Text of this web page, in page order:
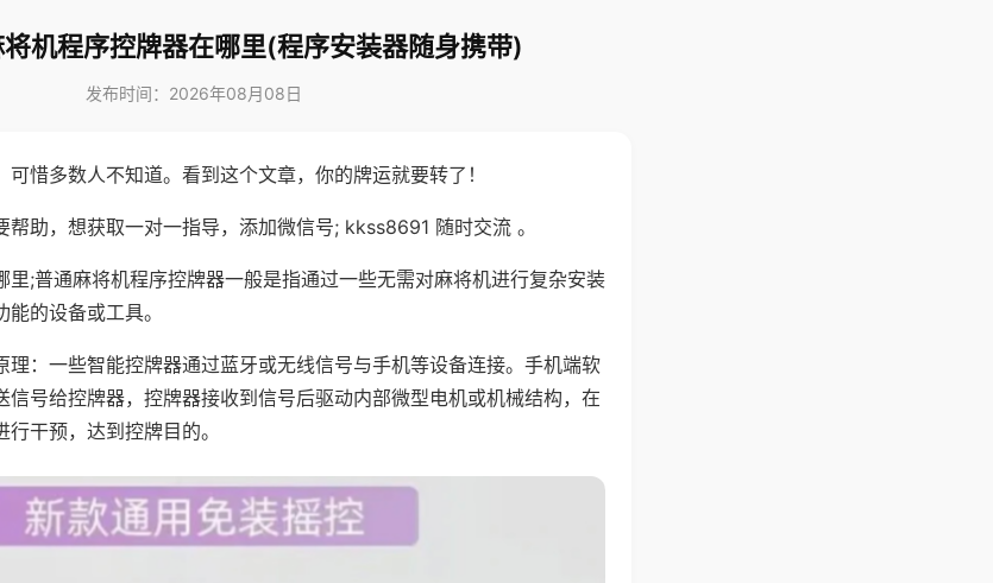
机程序控牌器在哪里(程序安装器随身携带)
发布时间：2026年08月08日
可惜多数人不知道。看到这个文章，你的牌运就要转了！
帮助，想获取一对一指导，添加微信号; kkss8691 随时交流 。
里;普通麻将机程序控牌器一般是指通过一些无需对麻将机进行复杂安装
的设备或工具。
理：一些智能控牌器通过蓝牙或无线信号与手机等设备连接。手机端软
信号给控牌器，控牌器接收到信号后驱动内部微型电机或机械结构，在
干预，达到控牌目的。